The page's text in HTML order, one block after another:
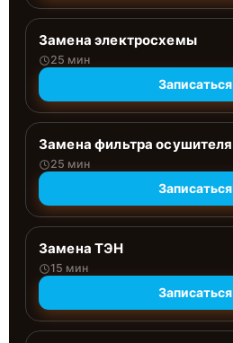
Замена электросхемы
25 мин
Записаться
Замена фильтра осушителя
25 мин
Записаться
Замена ТЭН
15 мин
Записаться